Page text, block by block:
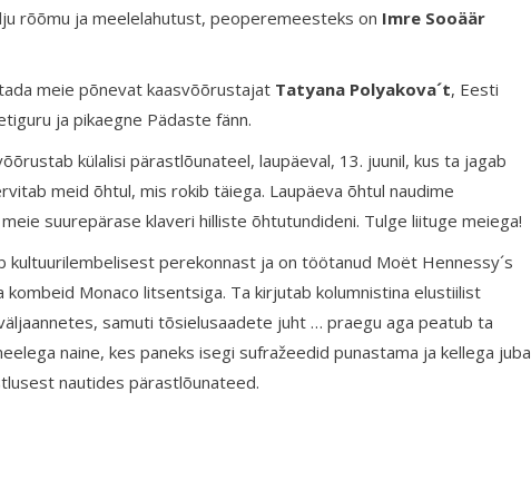
rõõmu ja meelelahutust, peoperemeesteks on Imre Sooäär
meie põnevat kaasvõõrustajat Tatyana Polyakova´t, Eesti
ja pikaegne Pädaste fänn.
külalisi pärastlõunateel, laupäeval, 13. juunil, kus ta jagab
meid õhtul, mis rokib täiega. Laupäeva õhtul naudime
suurepärase klaveri hilliste õhtutundideni. Tulge liituge meiega!
kultuurilembelisest perekonnast ja on töötanud Moët Hennessy´s
Monaco litsentsiga. Ta kirjutab kolumnistina elustiilist
samuti tõsielusaadete juht … praegu aga peatub ta
naine, kes paneks isegi sufražeedid punastama ja kellega juba
nautides pärastlõunateed.